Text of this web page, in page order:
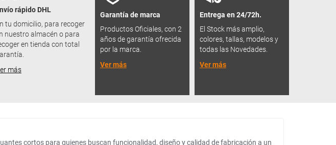
rápido DHL
tu domicilio, para recoger
nuestro almacén o para
en tienda con total
más
Garantía de marca
Productos Oficiales, con 2
años de garantía ofrecida
por la marca.
Ver más
Entrega en 24/72h.
El Stock más amplio,
colores, tallas, modelos y
todas las Novedades.
Ver más
cortos para quienes buscan funcionalidad, diseño y calidad de fabricación a un